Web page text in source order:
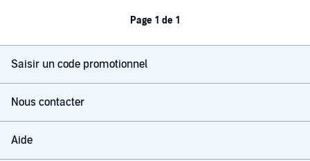
Page 1 de 1
Saisir un code promotionnel
Nous contacter
Aide